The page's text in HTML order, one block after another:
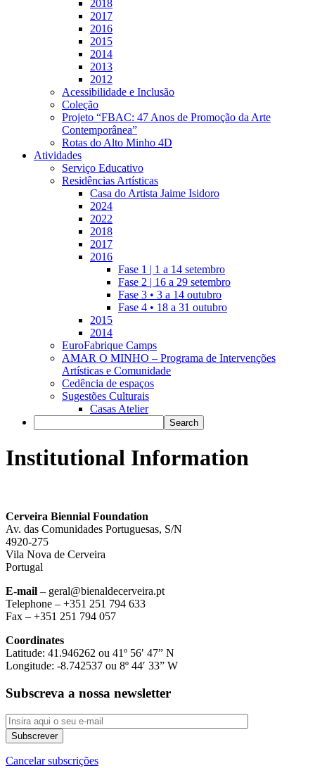
2018
2017
2016
2015
2014
2013
2012
Acessibilidade e Inclusão
Coleção
Projeto “FBAC: 47 Anos de Promoção da Arte
Contemporânea”
Rotas do Alto Minho 4D
Atividades
Serviço Educativo
Residências Artísticas
Casa do Artista Jaime Isidoro
2024
2022
2018
2017
2016
Fase 1 | 1 a 14 setembro
Fase 2 | 16 a 29 setembro
Fase 3 • 3 a 14 outubro
Fase 4 • 18 a 31 outubro
2015
2014
EuroFabrique Camps
AMAR O MINHO – Programa de Intervenções
Artísticas e Comunidade
Cedência de espaços
Sugestões Culturais
Casas Atelier
Institutional Information
Cerveira Biennial Foundation
Av. das Comunidades Portuguesas, S/N
4920-275
Vila Nova de Cerveira
Portugal
E-mail – geral@bienaldecerveira.pt
Telephone – +351 251 794 633
Fax – +351 251 794 057
Coordinates
Latitude: 41.946262 ou 41º 56′ 47” N
Longitude: -8.742537 ou 8º 44′ 33” W
Subscreva a nossa newsletter
Cancelar subscrições